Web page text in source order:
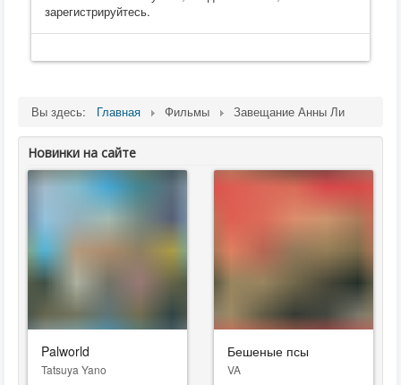
зарегистрируйтесь.
Вы здесь: Главная Фильмы Завещание Анны Ли
Новинки на сайте
Palworld
Tatsuya Yano
Бешеные псы
VA